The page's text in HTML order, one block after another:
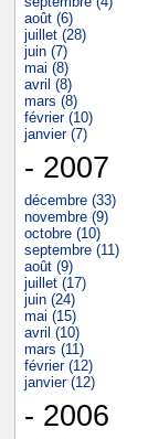
août (6)
juillet (28)
juin (7)
mai (8)
avril (8)
mars (8)
février (10)
janvier (7)
- 2007
décembre (33)
novembre (9)
octobre (10)
septembre (11)
août (9)
juillet (17)
juin (24)
mai (15)
avril (10)
mars (11)
février (12)
janvier (12)
- 2006